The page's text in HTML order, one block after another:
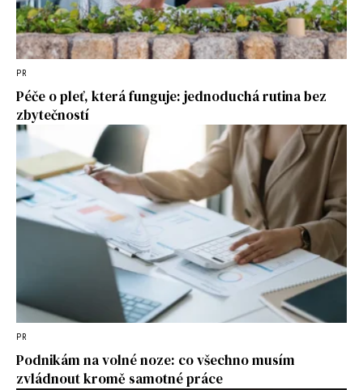
PR
Péče o pleť, která funguje: jednoduchá rutina bez
zbytečností
PR
Podnikám na volné noze: co všechno musím
zvládnout kromě samotné práce